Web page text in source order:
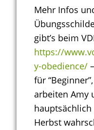
Mehr Infos
gibt’s beim
https://
y-obedience/
für
arbeiten Amy
Herbst